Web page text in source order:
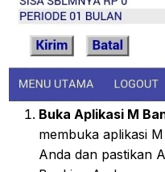
Buka Aplikasi M
membuka aplikasi
Anda dan pastikan